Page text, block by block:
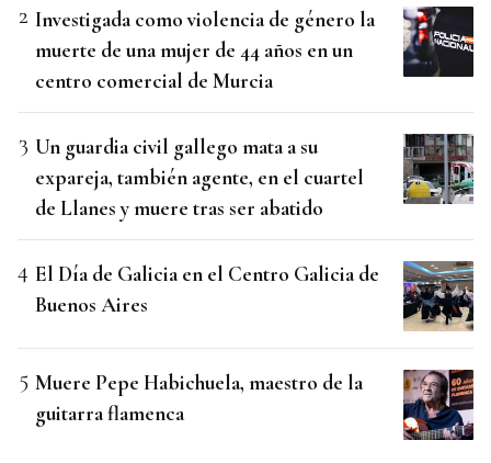
Investigada como violencia de género la
muerte de una mujer de 44 años en un
centro comercial de Murcia
Un guardia civil gallego mata a su
expareja, también agente, en el cuartel
de Llanes y muere tras ser abatido
El Día de Galicia en el Centro Galicia de
Buenos Aires
Muere Pepe Habichuela, maestro de la
guitarra flamenca